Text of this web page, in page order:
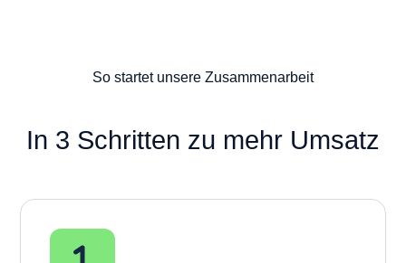
So startet unsere Zusammenarbeit
In 3 Schritten zu mehr Umsatz